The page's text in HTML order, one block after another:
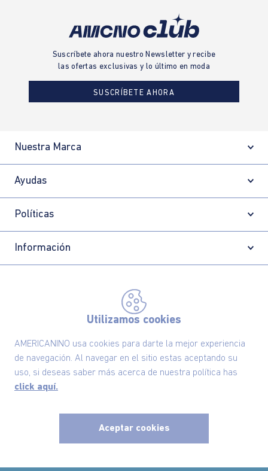
Utilizamos cookies
AMERICANINO usa cookies para darte la mejor experiencia
de navegación. Al navegar en el sitio estas aceptando su
uso, si deseas saber más acerca de nuestra política has
click aquí.
Aceptar cookies
Suscríbete ahora nuestro Newsletter y recibe
las ofertas exclusivas y lo último en moda
SUSCRÍBETE AHORA
Nuestra Marca
Ayudas
Políticas
Información
Comodin S.A.S | NIT: 800.069.933-6©2025 Americanino, todos los derechos reservados